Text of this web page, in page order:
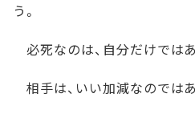
う。
必死なのは、自分だけでは
相手は、いい加減なのでは